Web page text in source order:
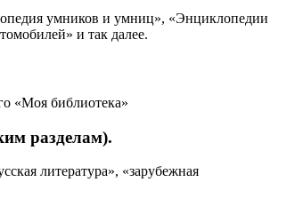
умников и умниц», «Энциклопедии
и так далее.
«Моя библиотека»
разделам).
литература», «зарубежная